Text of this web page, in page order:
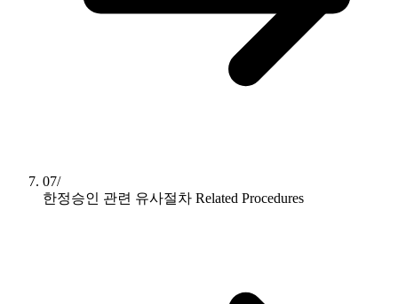
07/
한정승인 관련 유사절차 Related Procedures